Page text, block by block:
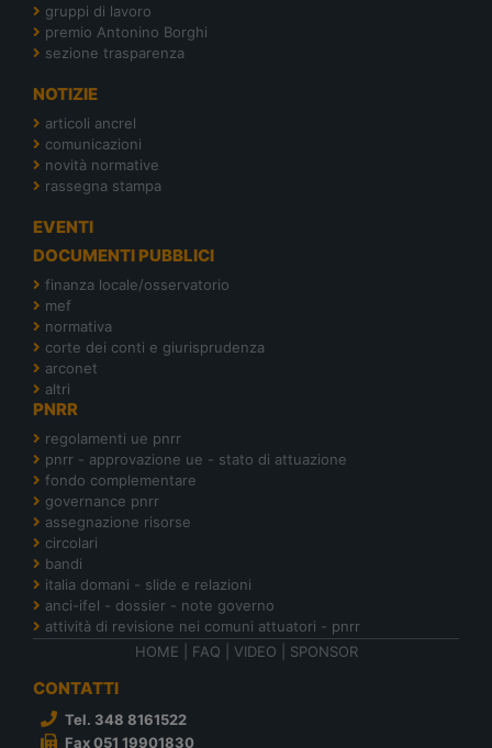
gruppi di lavoro
premio Antonino Borghi
sezione trasparenza
NOTIZIE
articoli ancrel
comunicazioni
novità normative
rassegna stampa
EVENTI
DOCUMENTI PUBBLICI
finanza locale/osservatorio
mef
normativa
corte dei conti e giurisprudenza
arconet
altri
PNRR
regolamenti ue pnrr
pnrr - approvazione ue - stato di attuazione
fondo complementare
governance pnrr
assegnazione risorse
circolari
bandi
italia domani - slide e relazioni
anci-ifel - dossier - note governo
attività di revisione nei comuni attuatori - pnrr
HOME
FAQ VIDEO SPONSOR
CONTATTI
Tel. 348 8161522
Fax 051 19901830